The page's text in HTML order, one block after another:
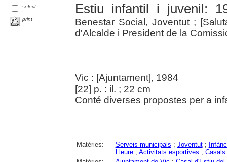
select
print
Estiu infantil i juvenil:
Benestar Social, Joventut ;
d'Alcalde i President de la
Vic : [Ajuntament], 1984
[22] p. : il. ; 22 cm
Conté diverses propostes per a
Matèries: Serveis municipals ; Joventut;
Lleure; Activitats esportives ;